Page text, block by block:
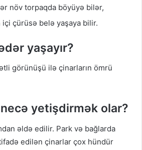
növ torpaqda böyüyə bilər,
içi çürüsə belə yaşaya bilir.
yaşayır?
görünüşü ilə çinarların ömrü
necə yetişdirmək olar?
əldə edilir. Park və bağlarda
edilən çinarlar çox hündür